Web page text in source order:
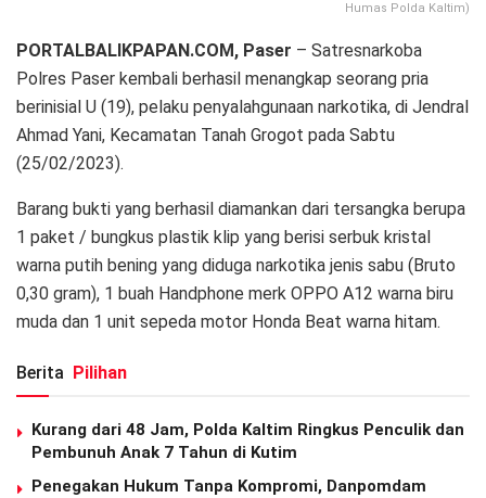
Humas Polda Kaltim)
PORTALBALIKPAPAN.COM, Paser – Satresnarkoba
Polres Paser kembali berhasil menangkap seorang pria
berinisial U (19), pelaku penyalahgunaan narkotika, di Jendral
Ahmad Yani, Kecamatan Tanah Grogot pada Sabtu
(25/02/2023).
Barang bukti yang berhasil diamankan dari tersangka berupa
1 paket / bungkus plastik klip yang berisi serbuk kristal
warna putih bening yang diduga narkotika jenis sabu (Bruto
0,30 gram), 1 buah Handphone merk OPPO A12 warna biru
muda dan 1 unit sepeda motor Honda Beat warna hitam.
Berita Pilihan
Kurang dari 48 Jam, Polda Kaltim Ringkus Penculik dan
Pembunuh Anak 7 Tahun di Kutim
Penegakan Hukum Tanpa Kompromi, Danpomdam